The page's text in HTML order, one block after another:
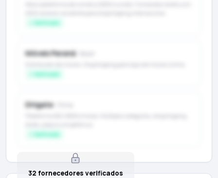
✓ Verificado
Móveis Paraná
✓ Verificado
DHgate
✓ Verificado
32 fornecedores verificados